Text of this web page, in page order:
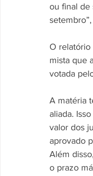
ou final de
O relatório
mista que
votada
A matéria
aliada.
valor dos
aprovado
Além
o prazo